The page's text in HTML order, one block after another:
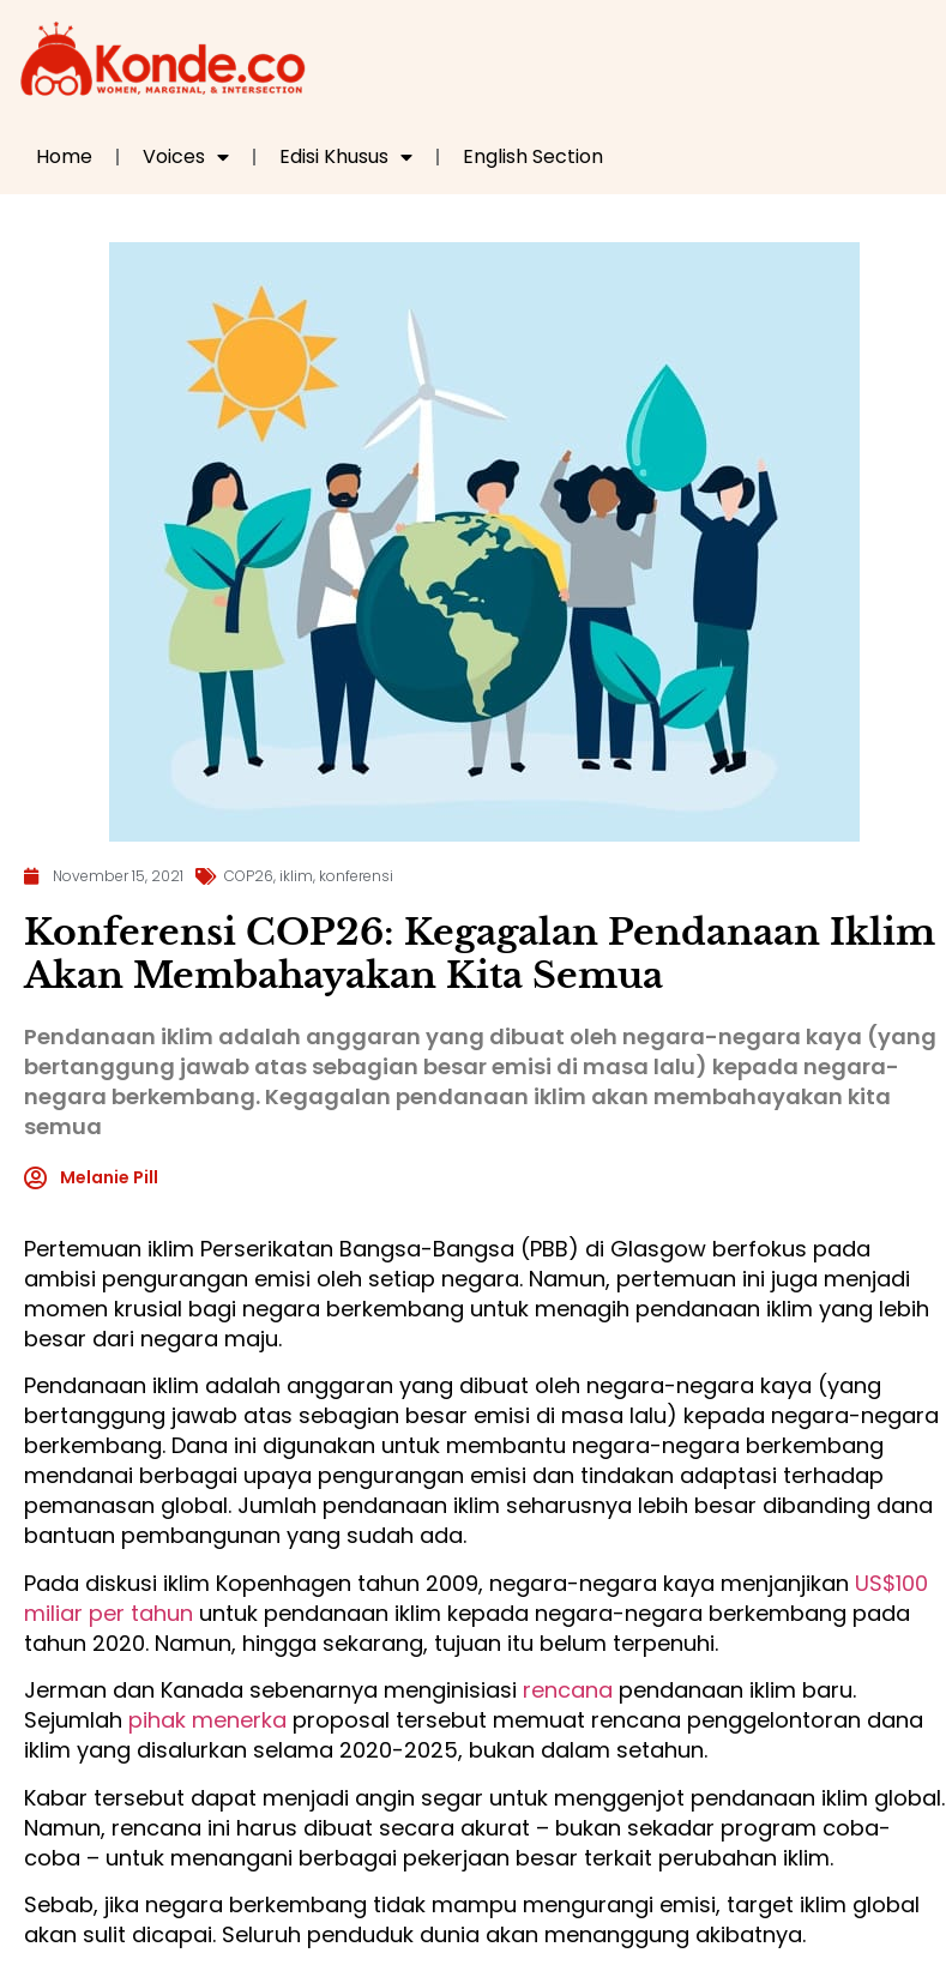
Home Voices Edisi Khusus English Section
November 15, 2021 COP26, iklim, konferensi
Konferensi COP26: Kegagalan Pendanaan Iklim
Akan Membahayakan Kita Semua
Pendanaan iklim adalah anggaran yang dibuat oleh negara-negara kaya (yang
bertanggung jawab atas sebagian besar emisi di masa lalu) kepada negara-
negara berkembang. Kegagalan pendanaan iklim akan membahayakan kita
semua
Melanie Pill
Pertemuan iklim Perserikatan Bangsa-Bangsa (PBB) di Glasgow berfokus pada
ambisi pengurangan emisi oleh setiap negara. Namun, pertemuan ini juga menjadi
momen krusial bagi negara berkembang untuk menagih pendanaan iklim yang lebih
besar dari negara maju.
Pendanaan iklim adalah anggaran yang dibuat oleh negara-negara kaya (yang
bertanggung jawab atas sebagian besar emisi di masa lalu) kepada negara-negara
berkembang. Dana ini digunakan untuk membantu negara-negara berkembang
mendanai berbagai upaya pengurangan emisi dan tindakan adaptasi terhadap
pemanasan global. Jumlah pendanaan iklim seharusnya lebih besar dibanding dana
bantuan pembangunan yang sudah ada.
Pada diskusi iklim Kopenhagen tahun 2009, negara-negara kaya menjanjikan US$100
miliar per tahun untuk pendanaan iklim kepada negara-negara berkembang pada
tahun 2020. Namun, hingga sekarang, tujuan itu belum terpenuhi.
Jerman dan Kanada sebenarnya menginisiasi rencana pendanaan iklim baru.
Sejumlah pihak menerka proposal tersebut memuat rencana penggelontoran dana
iklim yang disalurkan selama 2020-2025, bukan dalam setahun.
Kabar tersebut dapat menjadi angin segar untuk menggenjot pendanaan iklim global.
Namun, rencana ini harus dibuat secara akurat – bukan sekadar program coba-
coba – untuk menangani berbagai pekerjaan besar terkait perubahan iklim.
Sebab, jika negara berkembang tidak mampu mengurangi emisi, target iklim global
akan sulit dicapai. Seluruh penduduk dunia akan menanggung akibatnya.